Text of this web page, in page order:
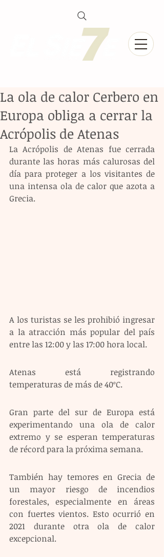
La ola de calor Cerbero en
Europa obliga a cerrar la
Acrópolis de Atenas
La Acrópolis de Atenas fue cerrada
durante las horas más calurosas del
día para proteger a los visitantes de
una intensa ola de calor que azota a
Grecia.
A los turistas se les prohibió ingresar
a la atracción más popular del país
entre las 12:00 y las 17:00 hora local.
Atenas está registrando
temperaturas de más de 40ºC.
Gran parte del sur de Europa está
experimentando una ola de calor
extremo y se esperan temperaturas
de récord para la próxima semana.
También hay temores en Grecia de
un mayor riesgo de incendios
forestales, especialmente en áreas
con fuertes vientos. Esto ocurrió en
2021 durante otra ola de calor
excepcional.